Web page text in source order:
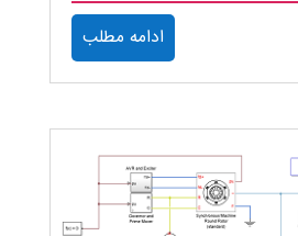
ادامه مطلب